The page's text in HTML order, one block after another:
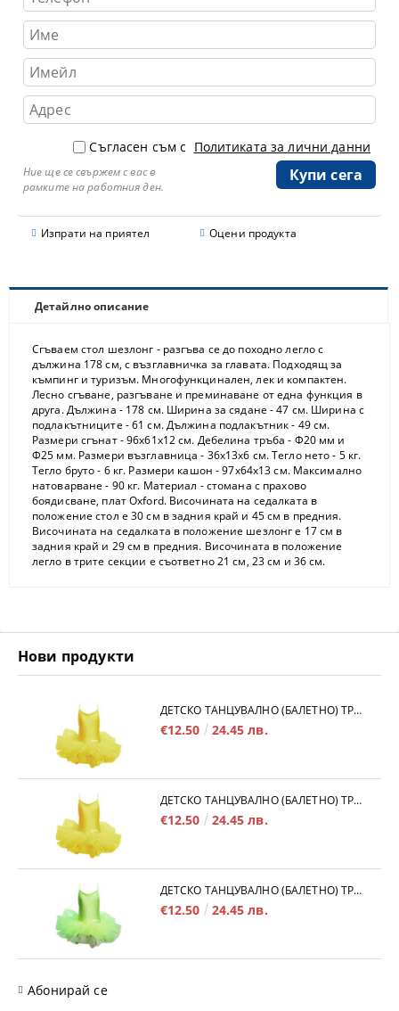
Съгласен съм с Политиката за лични данни
Ние ще се свържем с вас в
рамките на работния ден.
Изпрати на приятел Оцени продукта
Детайлно описание
Сгъваем стол шезлонг - разгъва се до походно легло с
дължина 178 см, с възглавничка за главата. Подходящ за
къмпинг и туризъм. Многофункцинален, лек и компактен.
Лесно сгъване, разгъване и преминаване от една функция в
друга. Дължина - 178 см. Ширина за сядане - 47 см. Ширина с
подлакътниците - 61 см. Дължина подлакътник - 49 см.
Размери сгънат - 96х61х12 см. Дебелина тръба - Ф20 мм и
Ф25 мм. Размери възглавница - 36х13х6 см. Тегло нето - 5 кг.
Тегло бруто - 6 кг. Размери кашон - 97х64х13 см. Максимално
натоварване - 90 кг. Материал - стомана с прахово
боядисване, плат Oxford. Височината на седалката в
положение стол е 30 см в задния край и 45 см в предния.
Височината на седалката в положение шезлонг е 17 см в
задния край и 29 см в предния. Височината в положение
легло в трите секции е съответно 21 см, 23 см и 36 см.
Нови продукти
ДЕТСКО ТАНЦУВАЛНО (БАЛЕТНО) ТРИКО MAXIMA, С ВРЪЗКИ И ТУТУ ПОЛИЧКА, ЖЪЛТО, РАЗМЕР 4XL /40043509/
€12.50 24.45 лв.
ДЕТСКО ТАНЦУВАЛНО (БАЛЕТНО) ТРИКО MAXIMA, С ВРЪЗКИ И ТУТУ ПОЛИЧКА, ЖЪЛТО, РАЗМЕР 3XL /40043508/
€12.50 24.45 лв.
ДЕТСКО ТАНЦУВАЛНО (БАЛЕТНО) ТРИКО MAXIMA, С ВРЪЗКИ И ТУТУ ПОЛИЧКА, ЕЛЕКТРИКОВО ЗЕЛЕНО, РАЗМЕР 3XL /40043513/
€12.50 24.45 лв.
Абонирай се